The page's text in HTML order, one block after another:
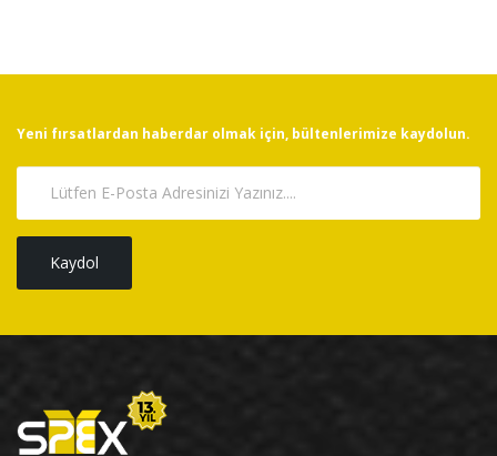
Yeni fırsatlardan haberdar olmak için, bültenlerimize kaydolun.
Kaydol